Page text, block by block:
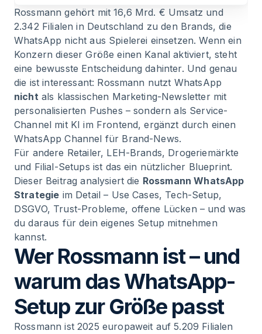
Fazit: Rossmann WhatsApp ist solide gebaut –
mit bewusster Strategie-Wahl
11.Häufig gestellte Fragen zur Rossmann
WhatsApp Strategie
Rossmann gehört mit 16,6 Mrd. € Umsatz und
2.342 Filialen in Deutschland zu den Brands, die
WhatsApp nicht aus Spielerei einsetzen. Wenn ein
Konzern dieser Größe einen Kanal aktiviert, steht
eine bewusste Entscheidung dahinter. Und genau
die ist interessant: Rossmann nutzt WhatsApp
nichtals klassischen Marketing-Newsletter mit
personalisierten Pushes – sondern als Service-
Channel mit KI im Frontend, ergänzt durch einen
WhatsApp Channel für Brand-News.
Für andere Retailer, LEH-Brands, Drogeriemärkte
und Filial-Setups ist das ein nützlicher Blueprint.
Dieser Beitrag analysiert die Rossmann WhatsApp
Strategie im Detail – Use Cases, Tech-Setup,
DSGVO, Trust-Probleme, offene Lücken – und was
du daraus für dein eigenes Setup mitnehmen
kannst.
Wer Rossmann ist – und
warum das WhatsApp-
Setup zur Größe passt
Rossmann ist 2025 europaweit auf 5.209 Filialen